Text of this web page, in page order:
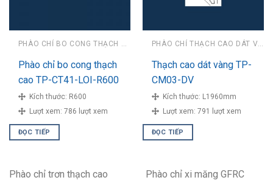
Phào chỉ bo cong thạch
cao TP-CT41-LOI-R600
Kích thước: R600
Lượt xem: 786 lượt xem
ĐỌC TIẾP
Thạch cao dát vàng TP-
CM03-DV
Kích thước: L1960mm
Lượt xem: 791 lượt xem
ĐỌC TIẾP
Phào chỉ trơn thạch cao Phào chỉ xi măng GFRC